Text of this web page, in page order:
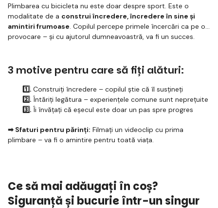
Plimbarea cu bicicleta nu este doar despre sport. Este o
modalitate de a construi încredere, încredere în sine și
amintiri frumoase. Copilul percepe primele încercări ca pe o
provocare – și cu ajutorul dumneavoastră, va fi un succes.
3 motive pentru care să fiți alături:
1️⃣. Construiți încredere – copilul știe că îl susțineți
2️⃣. Întăriți legătura – experiențele comune sunt neprețuite
3️⃣. Îi învățați că eșecul este doar un pas spre progres
➡ Sfaturi pentru părinți: Filmați un videoclip cu prima
plimbare – va fi o amintire pentru toată viața.
Ce să mai adăugați în coș?
Siguranță și bucurie într-un singur